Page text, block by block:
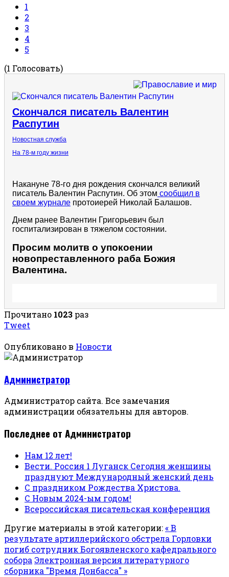
1
2
3
4
5
(1 Голосовать)
Скончался писатель Валентин
Распутин
Новостная служба
На 78-м году жизни
Накануне 78-го дня рождения скончался великий
писатель Валентин Распутин. Об этом сообщил в
своем журнале протоиерей Николай Балашов.
Днем ранее Валентин Григорьевич был
госпитализирован в тяжелом состоянии.
Просим молитв о упокоении
новопреставленного раба Божия
Валентина.
Прочитано 1023 раз
Tweet
Опубликовано в Новости
Администратор
Администратор сайта. Все замечания
администрации обязательны для авторов.
Последнее от Администратор
Нам 12 лет!
Вести. Россия 1 Луганск Сегодня женщины
празднуют Международный женский день
С праздником Рождества Христова.
С Новым 2024-ым годом!
Всероссийская писательская конференция
Другие материалы в этой категории:« В
результате артиллерийского обстрела Горловки
погиб сотрудник Богоявленского кафедрального
собора Электронная версия литературного
сборника "Время Донбасса" »